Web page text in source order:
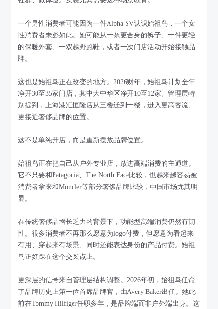
一个男性消费者可能因为一件Alpha SV认识始祖鸟，一个女
性消费者未必如此。她可能从一条更合身的裤子、一件更轻
的保暖外套、一双越野跑鞋，或者一次门店活动开始接触品
牌。
这也是始祖鸟正在改变的地方。2026财年，始祖鸟计划全年
净开30至35家门店，其中大中华区净开10至12家。管理层特
别提到，上海港汇恒隆店从三楼迁到一楼，进入更高客流、
更接近奢侈品牌的位置。
这不是单纯开店，而是重新摆放品牌位置。
始祖鸟正在把自己从户外专业店，放进高端消费的主通道。
它不只要和Patagonia、The North Face比较，也越来越容易被
消费者拿来和Moncler等部分奢侈品牌比较，中国市场尤其明
显。
在传统奢侈品增长乏力的背景下，功能型高端消费仍然有韧
性。很多消费者不再那么愿意为logo付费，但愿意为看起来
有用、穿起来有场景、同时还能表达身份的产品付费。始祖
鸟正好踩在这个交叉点上。
更深层的信号来自管理层结构调整。2026年初，始祖鸟任命
了品牌历史上第一位首席品牌官，由Avery Baker出任。她此
前在Tommy Hilfiger任职多年，是品牌端而非户外端出身。这